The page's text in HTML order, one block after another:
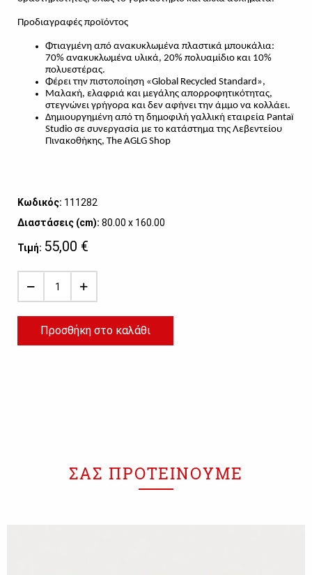
Προδιαγραφές προϊόντος
Φτιαγμένη από ανακυκλωμένα πλαστικά μπουκάλια:
70% ανακυκλωμένα υλικά, 20% πολυαμίδιο και 10%
πολυεστέρας.
Φέρει την πιστοποίηση «Global Recycled Standard»,
Μαλακή, ελαφριά και μεγάλης απορροφητικότητας,
στεγνώνει γρήγορα και δεν αφήνει την άμμο να κολλάει.
Δημιουργημένη από τη δημοφιλή γαλλική εταιρεία Pantaï
Studio σε συνεργασία με το κατάστημα της Λεβεντείου
Πινακοθήκης, The AGLG Shop
Κωδικός: 111282
Διαστάσεις (cm): 80.00 x 160.00
Τιμή: 55,00 €
Προσθήκη στο καλάθι
ΣΑΣ ΠΡΟΤΕΙΝΟΥΜΕ